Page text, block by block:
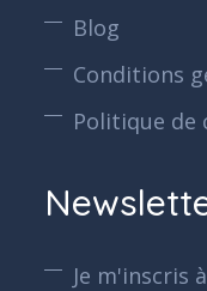
Blog
Conditions
Politique de
Je m'inscris